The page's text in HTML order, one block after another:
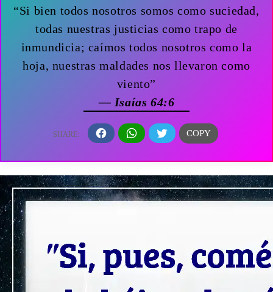
“Si bien todos nosotros somos como suciedad,
todas nuestras justicias como trapo de
inmundicia; caímos todos nosotros como la
hoja, nuestras maldades nos llevaron como
viento”
— Isaías 64:6